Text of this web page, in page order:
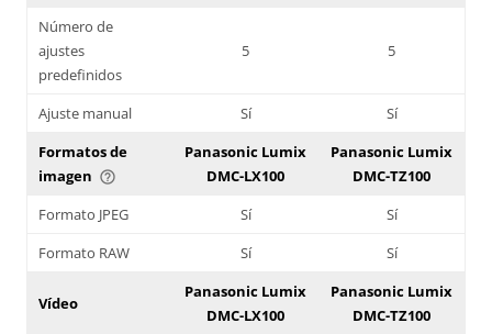
Número de
ajustes
predefinidos
5 5
Ajuste manual Sí
Sí
Formatos de
imagen help_outline
Panasonic Lumix
DMC-LX100
Panasonic Lumix
DMC-TZ100
Formato JPEG
Sí
Sí
Formato RAW
Sí Sí
Vídeo
Panasonic Lumix
DMC-LX100
Panasonic Lumix
DMC-TZ100